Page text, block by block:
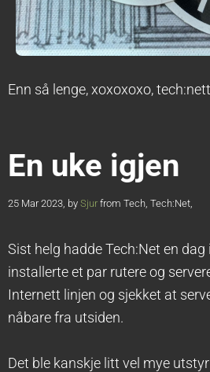
Enn så lenge, xoxoxoxo, tech:nett
En uke igjen
25 Mar 2023, by Sjur from Tech, Tech:Net,
Sist helg hadde Tech:Net en
installerte et par rutere og
Internett linjen og sjekket at
nåbare fra utsiden.
Det ble kanskje litt vel mye